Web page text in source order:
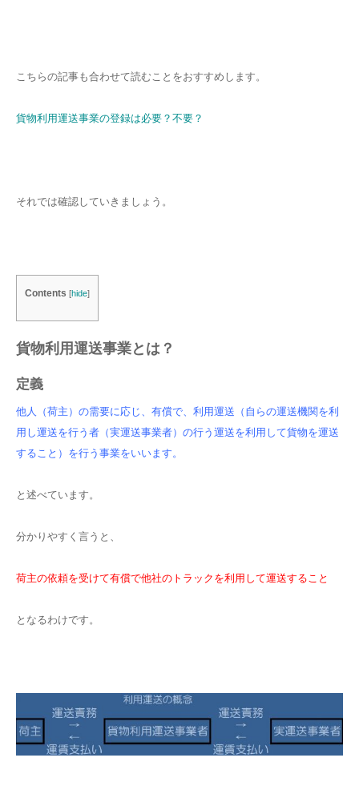
こちらの記事も合わせて読むことをおすすめします。
貨物利用運送事業の登録は必要？不要？
それでは確認していきましょう。
Contents [hide]
貨物利用運送事業とは？
定義
他人（荷主）の需要に応じ、有償で、利用運送（自らの運送機関を利
用し運送を行う者（実運送事業者）の行う運送を利用して貨物を運送
すること）を行う事業をいいます。
と述べています。
分かりやすく言うと、
荷主の依頼を受けて有償で他社のトラックを利用して運送すること
となるわけです。